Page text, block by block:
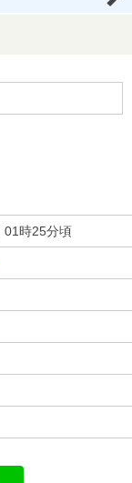
01時25分頃